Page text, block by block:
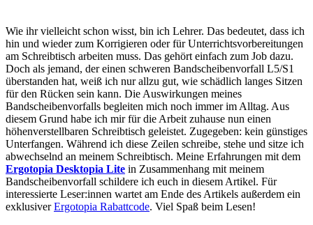
Wie ihr vielleicht schon wisst, bin ich Lehrer. Das bedeutet, dass ich
hin und wieder zum Korrigieren oder für Unterrichtsvorbereitungen
am Schreibtisch arbeiten muss. Das gehört einfach zum Job dazu.
Doch als jemand, der einen schweren Bandscheibenvorfall L5/S1
überstanden hat, weiß ich nur allzu gut, wie schädlich langes Sitzen
für den Rücken sein kann. Die Auswirkungen meines
Bandscheibenvorfalls begleiten mich noch immer im Alltag. Aus
diesem Grund habe ich mir für die Arbeit zuhause nun einen
höhenverstellbaren Schreibtisch geleistet. Zugegeben: kein günstiges
Unterfangen. Während ich diese Zeilen schreibe, stehe und sitze ich
abwechselnd an meinem Schreibtisch. Meine Erfahrungen mit dem
Ergotopia Desktopia Lite in Zusammenhang mit meinem
Bandscheibenvorfall schildere ich euch in diesem Artikel. Für
interessierte Leser:innen wartet am Ende des Artikels außerdem ein
exklusiverErgotopia Rabattcode. Viel Spaß beim Lesen!